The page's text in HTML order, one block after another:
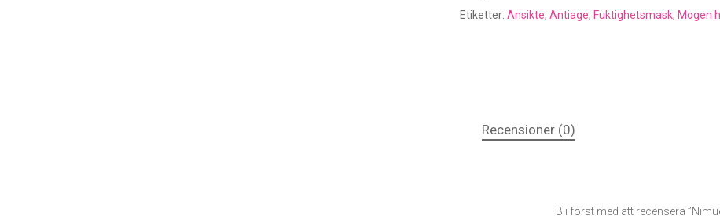
Etiketter: Ansikte, Antiage, Fuktighetsmask, Mogen
Recensioner (0)
Bli först med att recensera